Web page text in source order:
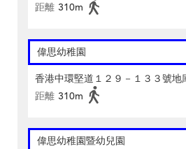
距離 310m
偉思幼稚園
香港中環堅道１２９－１３３號地
距離 310m
偉思幼稚園暨幼兒園